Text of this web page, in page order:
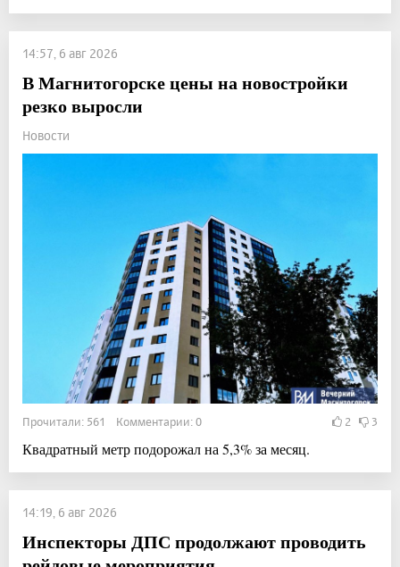
14:57, 6 авг 2026
В Магнитогорске цены на новостройки
резко выросли
Новости
Прочитали: 561 Комментарии: 0 2 3
Квадратный метр подорожал на 5,3% за месяц.
14:19, 6 авг 2026
Инспекторы ДПС продолжают проводить